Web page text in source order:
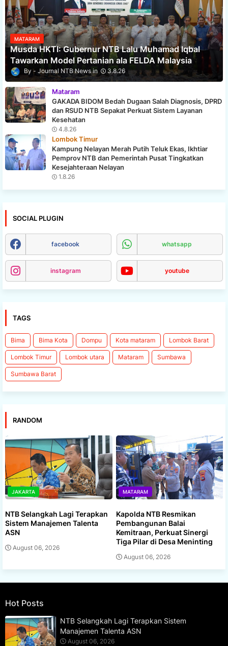
MATARAM
Musda HKTI: Gubernur NTB Lalu Muhamad Iqbal
Tawarkan Model Pertanian ala FELDA Malaysia
Journal NTB News 3.8.26
Mataram
GAKADA BIDOM Bedah Dugaan Salah Diagnosis, DPRD
dan RSUD NTB Sepakat Perkuat Sistem Layanan
Kesehatan
4.8.26
Lombok Timur
Kampung Nelayan Merah Putih Teluk Ekas, Ikhtiar
Pemprov NTB dan Pemerintah Pusat Tingkatkan
Kesejahteraan Nelayan
1.8.26
SOCIAL PLUGIN
facebook whatsapp
instagram youtube
TAGS
Bima Bima Kota Dompu Kota mataram Lombok Barat
Lombok Timur Lombok utara Mataram Sumbawa
Sumbawa Barat
RANDOM
JAKARTA
NTB Selangkah Lagi Terapkan
Sistem Manajemen Talenta
ASN
August 06, 2026
MATARAM
Kapolda NTB Resmikan
Pembangunan Balai
Kemitraan, Perkuat Sinergi
Tiga Pilar di Desa Meninting
August 06, 2026
Hot Posts
NTB Selangkah Lagi Terapkan Sistem
Manajemen Talenta ASN
August 06, 2026